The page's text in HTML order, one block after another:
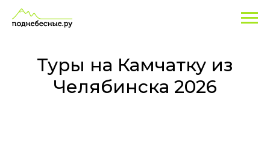
Туры
на
Камчатку
Челябинска
Экскурсионные
программы
Туры на Камчатку из
Челябинска 2026